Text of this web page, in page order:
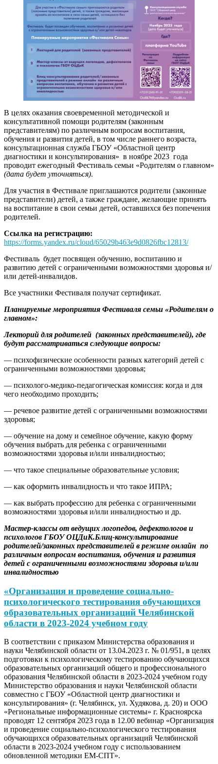
В целях оказания своевременной методической и
консультативной помощи родителям (законным
представителям) по различным вопросам воспитания,
обучения и развития детей, в том числе раннего возраста,
консультационная служба ГБОУ «Областной центр
диагностики и консультирования» в ноябре 2023 года
проводит ежегодный Фестиваль семьи «Родителям о главном»
(дата будет уточняться).
Для участия в Фестивале приглашаются родители (законные
представители) детей, а также граждане, желающие принять
на воспитание в свои семьи детей, оставшихся без попечения
родителей.
Ссылка на регистрацию:
https://forms.yandex.ru/cloud/65029b463e9d0826fbc12813/
Фестиваль будет посвящен обучению, воспитанию и
развитию детей с ограниченными возможностями здоровья и/
или детей-инвалидов.
Все участники Фестиваля получат сертификат.
Планируемые мероприятия Фестиваля семьи «Родителям о
главном»:
Лекторий для родителей (законных представителей), где
будут рассматриваться следующие вопросы:
— психофизические особенности разных категорий детей с
ограниченными возможностями здоровья;
— психолого-медико-педагогическая комиссия: когда и для
чего необходимо проходить;
— речевое развитие детей с ограниченными возможностями
здоровья;
— обучение на дому и семейное обучение, какую форму
обучения выбрать для ребенка с ограниченными
возможностями здоровья и/или инвалидностью;
— что такое специальные образовательные условия;
— как оформить инвалидность и что такое ИПРА;
— как выбрать профессию для ребенка с ограниченными
возможностями здоровья и/или инвалидностью и др.
Мастер-классы от ведущих логопедов, дефектологов и
психологов ГБОУ ОЦДиК.Блиц-консультирование
родителей/законных представителей в режиме онлайн по
различным вопросам воспитания, обучения и развития
детей с ограниченными возможностями здоровья и/или
инвалидностью
«Организация и проведение социально-
психологического тестирования обучающихся
образовательных организаций Челябинской
области в 2023-2024 учебном году
В соответствии с приказом Министерства образования и
науки Челябинской области от 13.04.2023 г. № 01/951, в целях
подготовки к психологическому тестированию обучающихся
образовательных организаций общего и профессионального
образования Челябинской области в 2023-2024 учебном году
Министерство образования и науки Челябинской области
совместно с ГБОУ «Областной центр диагностики и
консультирования» (г. Челябинск, ул. Худякова, д. 20) и ООО
«Региональные информационные системы» г. Красноярска
проводят 12 сентября 2023 года в 12.00 вебинар «Организация
и проведение социально-психологического тестирования
обучающихся образовательных организаций Челябинской
области в 2023-2024 учебном году с использованием
обновленной методики ЕМ-СПТ».